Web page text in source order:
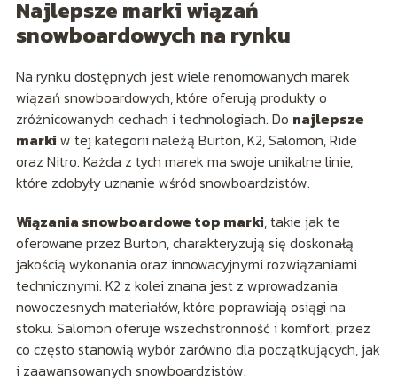
Najlepsze marki wiązań
snowboardowych na rynku
Na rynku dostępnych jest wiele renomowanych marek
wiązań snowboardowych, które oferują produkty o
zróżnicowanych cechach i technologiach. Do najlepsze
marki w tej kategorii należą Burton, K2, Salomon, Ride
oraz Nitro. Każda z tych marek ma swoje unikalne linie,
które zdobyły uznanie wśród snowboardzistów.
Wiązania snowboardowe top marki, takie jak te
oferowane przez Burton, charakteryzują się doskonałą
jakością wykonania oraz innowacyjnymi rozwiązaniami
technicznymi. K2 z kolei znana jest z wprowadzania
nowoczesnych materiałów, które poprawiają osiągi na
stoku. Salomon oferuje wszechstronność i komfort, przez
co często stanowią wybór zarówno dla początkujących, jak
i zaawansowanych snowboardzistów.